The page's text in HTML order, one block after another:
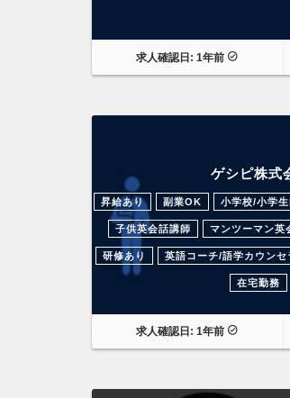
求人確認日: 1年前
ゲシピ株式
昇給あり 副業OK 小学校/小学
子供英会話講師 マンツーマン英
研修あり 英語コーチ/語学カウンセ
在宅勤務
求人確認日: 1年前